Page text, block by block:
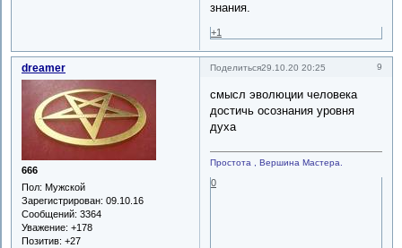
знания.
+1
Поделиться 9
29.10.20 20:25
dreamer
666
Пол: Мужской
Зарегистрирован: 09.10.16
Сообщений: 3364
Уважение: +178
Позитив: +27
смысл эволюции человека
достичь осознания уровня
духа
Простота , Вершина Мастера.
0